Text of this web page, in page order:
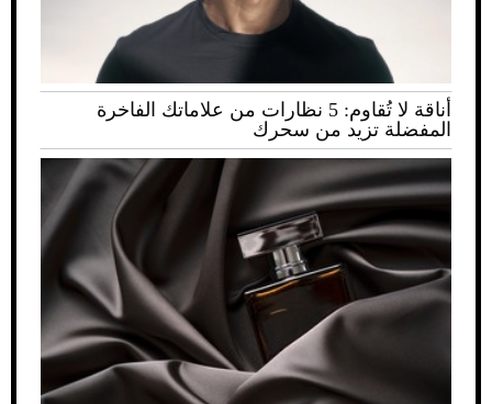
أناقة لا تُقاوم: 5 نظارات من علاماتك الفاخرة
المفضلة تزيد من سحرك